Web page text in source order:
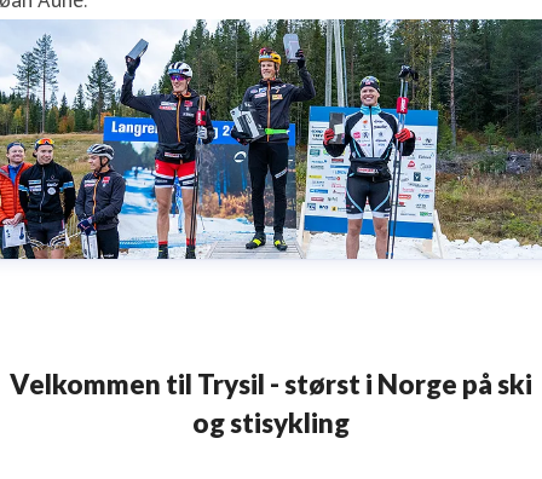
Velkommen til Trysil - størst i Norge på ski
og stisykling